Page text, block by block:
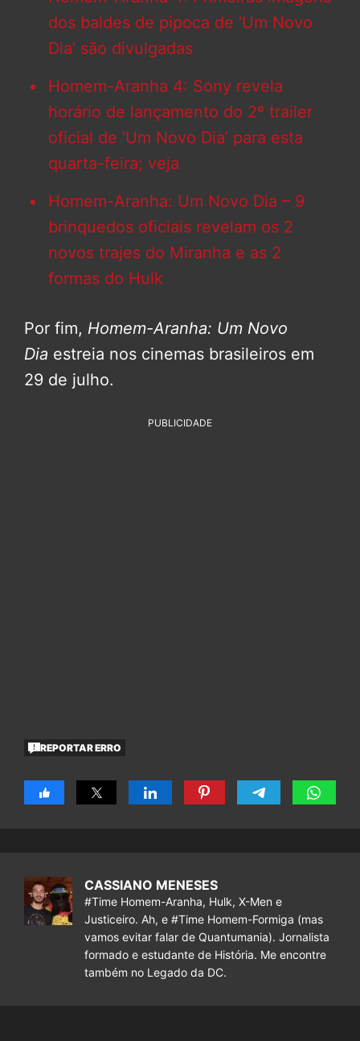
dos baldes de pipoca de ‘Um Novo
Dia’ são divulgadas
Homem-Aranha 4: Sony revela
horário de lançamento do 2º trailer
oficial de ‘Um Novo Dia’ para esta
quarta-feira; veja
Homem-Aranha: Um Novo Dia – 9
brinquedos oficiais revelam os 2
novos trajes do Miranha e as 2
formas do Hulk
Por fim, Homem-Aranha: Um Novo
Dia estreia nos cinemas brasileiros em
29 de julho.
PUBLICIDADE
REPORTAR ERRO
CASSIANO MENESES
#Time Homem-Aranha, Hulk, X-Men e
Justiceiro. Ah, e #Time Homem-Formiga (mas
vamos evitar falar de Quantumania). Jornalista
formado e estudante de História. Me encontre
também no Legado da DC.